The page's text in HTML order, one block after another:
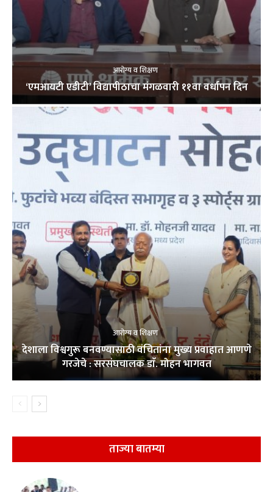
आरोग्य व शिक्षण
‘एमआयटी एडीटी’ विद्यापीठाचा मंगळवारी ११वा वर्धापन दिन
आरोग्य व शिक्षण
देशाला विश्वगुरू बनवण्यासाठी वंचितांना मुख्य प्रवाहात आणणे
गरजेचे : सरसंघचालक डाॅ. मोहन भागवत
ताज्या बातम्या